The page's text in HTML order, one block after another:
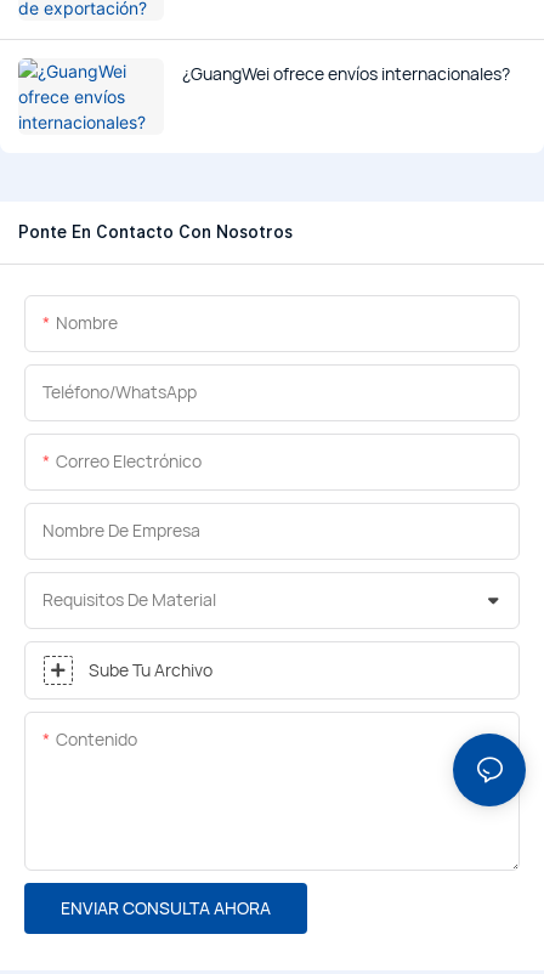
¿GuangWei ofrece envíos internacionales?
Ponte En Contacto Con Nosotros
Nombre
Teléfono/WhatsApp
Correo Electrónico
Nombre De Empresa
Requisitos De Material
Sube Tu Archivo
Contenido
ENVIAR CONSULTA AHORA